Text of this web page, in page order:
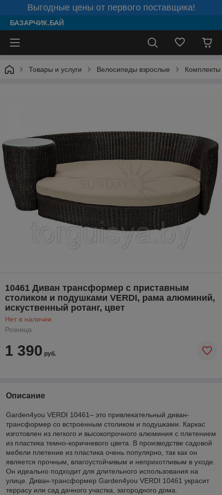
Выгодные цены от первого поставщика!
БАЗАРЧИК.БАЙ
Товары и услуги Велосипеды взрослые
10461 Диван трансформер с приставным
столиком и подушками VERDI, рама алюминий,
искуственный ротанг, цвет
Нет в наличии
Розница
1 390 руб.
Описание
Garden4you VERDI 10461– это привлекательный диван-
трансформер со встроенным столиком и подушками. Каркас
изготовлен из легкого и высокопрочного алюминия с плетением
из пластика темно-коричневого цвета. В производстве садовой
мебели плетение из пластика очень популярно, так как он
является прочным, влагоустойчивым и неприхотливым в уходе.
Он идеально подходит для длительного использования на
улице. Диван-трансформер Garden4you VERDI 10461 украсит
террасу или сад дачного участка, загородного дома.